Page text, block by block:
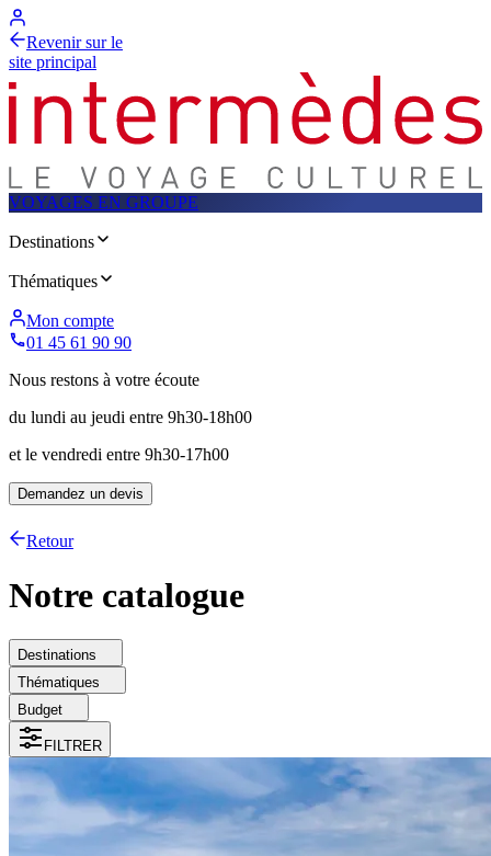
Revenir sur le
site principal
VOYAGES EN GROUPE
Destinations
Thématiques
Mon compte
01 45 61 90 90
Nous restons à votre écoute
du lundi au jeudi entre 9h30-18h00
et le vendredi entre 9h30-17h00
Demandez un devis
Retour
Notre catalogue
Destinations
Thématiques
Budget
FILTRER